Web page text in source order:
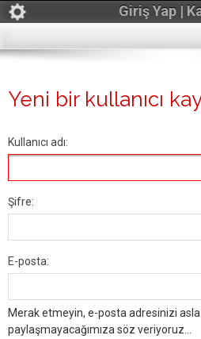
Giriş Yap |
Yeni bir kullanıcı
Kullanıcı adı:
Şifre:
E-posta:
Merak etmeyin, e-posta adresinizi
paylaşmayacağımıza söz veriyoruz...